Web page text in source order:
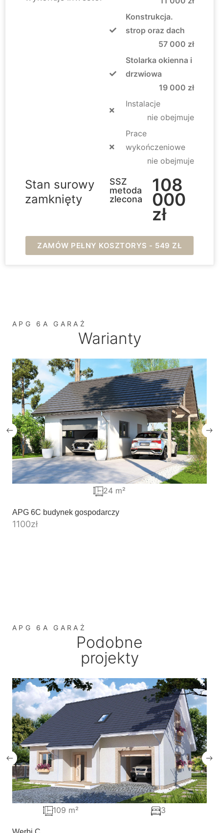
Konstrukcja.
strop oraz dach
57 000 zł
Stolarka okienna i
drzwiowa
19 000 zł
Instalacje
nie obejmuje
Prace
wykończeniowe
nie obejmuje
Stan surowy
zamknięty
SSZ
metoda
zlecona
108
000
zł
ZAMÓW PEŁNY KOSZTORYS - 549 ZŁ
APG 6A GARAŻ
Warianty
APG 6C budynek gospodarczy
1100zł
24 m²
APG 6A GARAŻ
Podobne
projekty
109 m² 3